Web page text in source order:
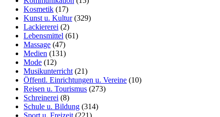
Kosmetik (17)
Kunst u. Kultur(329)
Lackiererei (2)
Lebensmittel (61)
Massage (47)
Medien (131)
Mode (12)
Musikunterricht (21)
Öffentl. Einrichtungen u. Vereine (10)
Reisen u. Tourismus (273)
Schreinerei (8)
Schule u. Bildung (314)
Sport u. Freizeit (221)